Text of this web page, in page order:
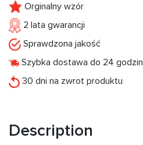
Orginalny wzór
2 lata gwarancji
Sprawdzona jakość
Szybka dostawa do 24 godzin
30 dni na zwrot produktu
Description